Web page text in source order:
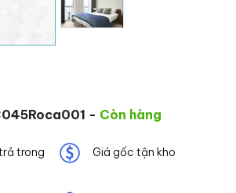
- Còn hàng
trong
Giá gốc tận kho